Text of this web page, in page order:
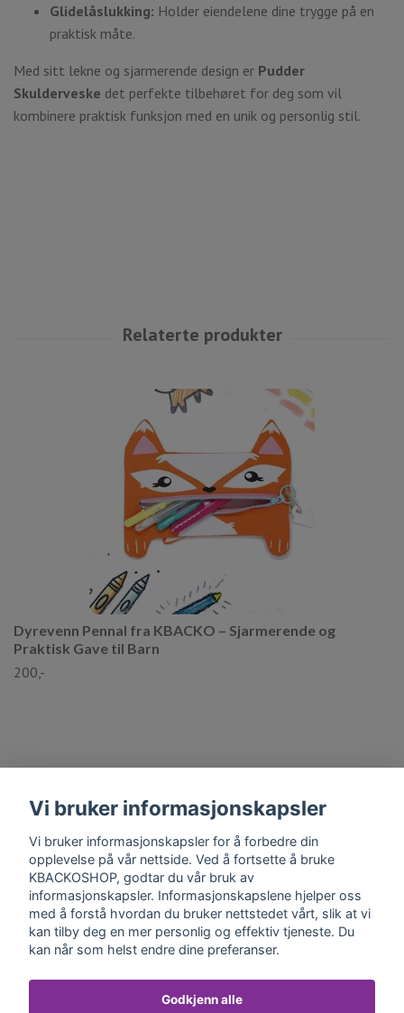
Glidelåslukking: Holder eiendelene dine trygge på en
praktisk måte.
Med sitt lekne og sjarmerende design er Pudder
Skulderveske det perfekte tilbehøret for deg som vil
kombinere praktisk funksjon med en unik og personlig stil.
Dyrevenn Pennal fra KBACKO – Sjarmerende og
Praktisk Gave til Barn
200,-
Kontaktinformasjon
Les mer
Sosiale medier
Vi bruker informasjonskapsler
Vi bruker informasjonskapsler for å forbedre din
opplevelse på vår nettside. Ved å fortsette å bruke
KBACKOSHOP, godtar du vår bruk av
informasjonskapsler. Informasjonskapslene hjelper oss
med å forstå hvordan du bruker nettstedet vårt, slik at vi
kan tilby deg en mer personlig og effektiv tjeneste. Du
kan når som helst endre dine preferanser.
Godkjenn alle